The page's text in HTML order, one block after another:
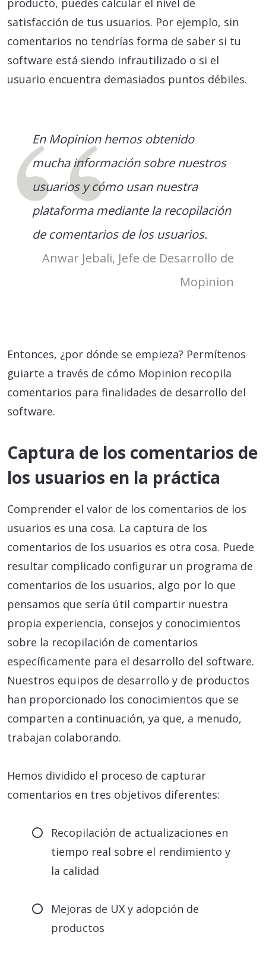
producto, puedes calcular el nivel de
satisfacción de tus usuarios. Por ejemplo, sin
comentarios no tendrías forma de saber si tu
software está siendo infrautilizado o si el
usuario encuentra demasiados puntos débiles.
En Mopinion hemos obtenido
mucha información sobre nuestros
usuarios y cómo usan nuestra
plataforma mediante la recopilación
de comentarios de los usuarios.
Anwar Jebali, Jefe de Desarrollo de
Mopinion
Entonces, ¿por dónde se empieza? Permítenos
guiarte a través de cómo Mopinion recopila
comentarios para finalidades de desarrollo del
software.
Captura de los comentarios de
los usuarios en la práctica
Comprender el valor de los comentarios de los
usuarios es una cosa. La captura de los
comentarios de los usuarios es otra cosa. Puede
resultar complicado configurar un programa de
comentarios de los usuarios, algo por lo que
pensamos que sería útil compartir nuestra
propia experiencia, consejos y conocimientos
sobre la recopilación de comentarios
específicamente para el desarrollo del software.
Nuestros equipos de desarrollo y de productos
han proporcionado los conocimientos que se
comparten a continuación, ya que, a menudo,
trabajan colaborando.
Hemos dividido el proceso de capturar
comentarios en tres objetivos diferentes:
Recopilación de actualizaciones en
tiempo real sobre el rendimiento y
la calidad
Mejoras de UX y adopción de
productos